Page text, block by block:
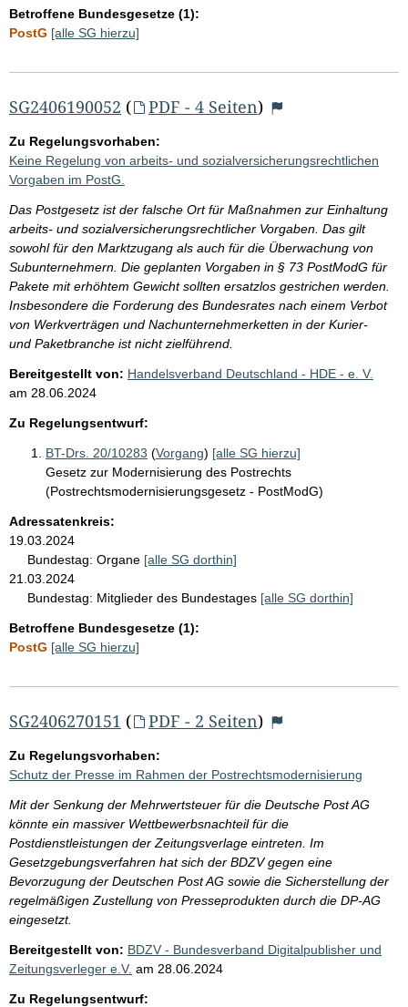
Betroffene Bundesgesetze (1):
PostG [alle SG hierzu]
SG2406190052 ( PDF - 4 Seiten)
Zu Regelungsvorhaben:
Keine Regelung von arbeits- und sozialversicherungsrechtlichen
Vorgaben im PostG.
Das Postgesetz ist der falsche Ort für Maßnahmen zur Einhaltung
arbeits- und sozialversicherungsrechtlicher Vorgaben. Das gilt
sowohl für den Marktzugang als auch für die Überwachung von
Subunternehmern. Die geplanten Vorgaben in § 73 PostModG für
Pakete mit erhöhtem Gewicht sollten ersatzlos gestrichen werden.
Insbesondere die Forderung des Bundesrates nach einem Verbot
von Werkverträgen und Nachunternehmerketten in der Kurier-
und Paketbranche ist nicht zielführend.
Bereitgestellt von: Handelsverband Deutschland - HDE - e. V.
am 28.06.2024
Zu Regelungsentwurf:
BT-Drs. 20/10283 (Vorgang) [alle SG hierzu]
Gesetz zur Modernisierung des Postrechts
(Postrechtsmodernisierungsgesetz - PostModG)
Adressatenkreis:
19.03.2024
Bundestag: Organe [alle SG dorthin]
21.03.2024
Bundestag: Mitglieder des Bundestages [alle SG dorthin]
Betroffene Bundesgesetze (1):
PostG [alle SG hierzu]
SG2406270151 ( PDF - 2 Seiten)
Zu Regelungsvorhaben:
Schutz der Presse im Rahmen der Postrechtsmodernisierung
Mit der Senkung der Mehrwertsteuer für die Deutsche Post AG
könnte ein massiver Wettbewerbsnachteil für die
Postdienstleistungen der Zeitungsverlage eintreten. Im
Gesetzgebungsverfahren hat sich der BDZV gegen eine
Bevorzugung der Deutschen Post AG sowie die Sicherstellung der
regelmäßigen Zustellung von Presseprodukten durch die DP-AG
eingesetzt.
Bereitgestellt von: BDZV - Bundesverband Digitalpublisher und
Zeitungsverleger e.V. am 28.06.2024
Zu Regelungsentwurf: